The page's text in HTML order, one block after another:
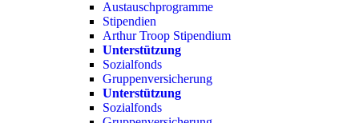
Austauschprogramme
Stipendien
Arthur Troop Stipendium
Unterstützung
Sozialfonds
Gruppenversicherung
Unterstützung
Sozialfonds